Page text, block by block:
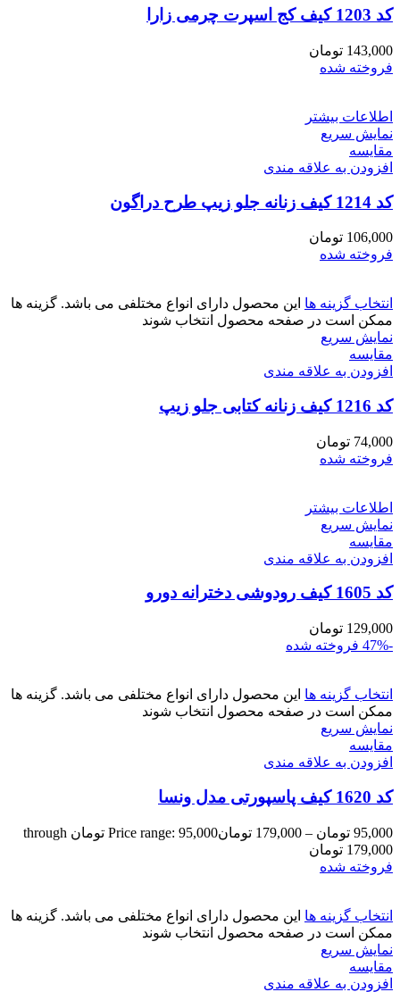
کد 1203 کیف کج اسپرت چرمی زارا
143,000 تومان
فروخته شده
اطلاعات بیشتر
نمایش سریع
مقايسه
افزودن به علاقه مندی
کد 1214 کیف زنانه جلو زیپ طرح دراگون
106,000 تومان
فروخته شده
انتخاب گزینه ها این محصول دارای انواع مختلفی می باشد. گزینه ها
ممکن است در صفحه محصول انتخاب شوند
نمایش سریع
مقايسه
افزودن به علاقه مندی
کد 1216 کیف زنانه کتابی جلو زیپ
74,000 تومان
فروخته شده
اطلاعات بیشتر
نمایش سریع
مقايسه
افزودن به علاقه مندی
کد 1605 کیف رودوشی دخترانه دورو
129,000 تومان
-47%
فروخته شده
انتخاب گزینه ها این محصول دارای انواع مختلفی می باشد. گزینه ها
ممکن است در صفحه محصول انتخاب شوند
نمایش سریع
مقايسه
افزودن به علاقه مندی
کد 1620 کیف پاسپورتی مدل ونسا
95,000 تومان –
179,000 تومان
Price range: 95,000 تومان through
179,000 تومان
فروخته شده
انتخاب گزینه ها این محصول دارای انواع مختلفی می باشد. گزینه ها
ممکن است در صفحه محصول انتخاب شوند
نمایش سریع
مقايسه
افزودن به علاقه مندی